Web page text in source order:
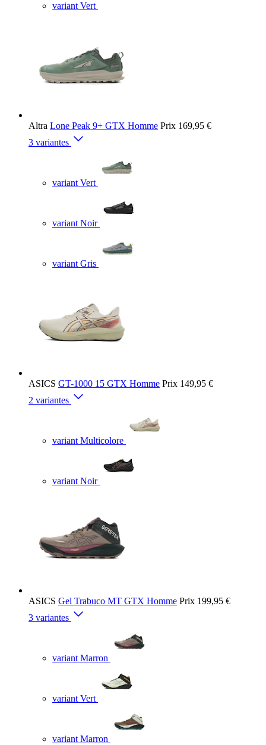
variant Vert
Altra Lone Peak 9+ GTX Homme Prix 169,95 €
3 variantes
variant Vert
variant Noir
variant Gris
ASICS GT-1000 15 GTX Homme Prix 149,95 €
2 variantes
variant Multicolore
variant Noir
ASICS Gel Trabuco MT GTX Homme Prix 199,95 €
3 variantes
variant Marron
variant Vert
variant Marron